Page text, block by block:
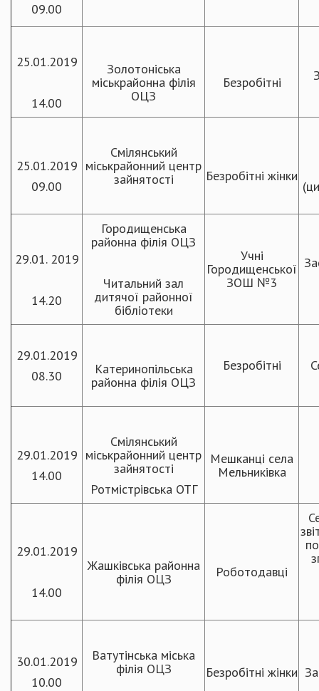
09.00
25.01.2019
14.00
Золотоніська
міськрайонна філія
ОЦЗ
Безробітні
25.01.2019
09.00
Смілянський
міськрайонний центр
зайнятості
Безробітні жінки
29.01. 2019
14.20
Городищенська
районна філія ОЦЗ
Читальний зал
дитячої районної
бібліотеки
Учні
Городищенської
ЗОШ №3
29.01.2019
08.30
Катеринопільська
районна філія ОЦЗ
Безробітні
29.01.2019
14.00
Смілянський
міськрайонний центр
зайнятості
Ротмістрівська ОТГ
Мешканці села
Мельниківка
29.01.2019
14.00
Жашківська районна
філія ОЦЗ
Роботодавці
30.01.2019
10.00
Ватутінська міська
філія ОЦЗ
Безробітні жінки